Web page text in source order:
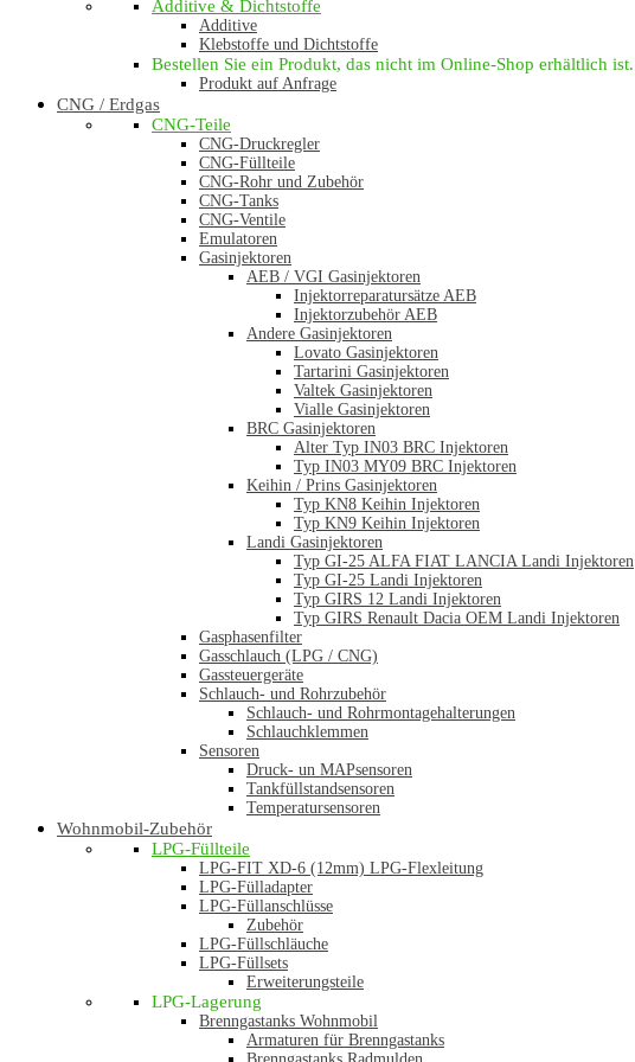
Additive & Dichtstoffe
Additive
Klebstoffe und Dichtstoffe
Bestellen Sie ein Produkt, das nicht im Online-Shop erhältlich ist.
Produkt auf Anfrage
CNG / Erdgas
CNG-Teile
CNG-Druckregler
CNG-Füllteile
CNG-Rohr und Zubehör
CNG-Tanks
CNG-Ventile
Emulatoren
Gasinjektoren
AEB / VGI Gasinjektoren
Injektorreparatursätze AEB
Injektorzubehör AEB
Andere Gasinjektoren
Lovato Gasinjektoren
Tartarini Gasinjektoren
Valtek Gasinjektoren
Vialle Gasinjektoren
BRC Gasinjektoren
Alter Typ IN03 BRC Injektoren
Typ IN03 MY09 BRC Injektoren
Keihin / Prins Gasinjektoren
Typ KN8 Keihin Injektoren
Typ KN9 Keihin Injektoren
Landi Gasinjektoren
Typ GI-25 ALFA FIAT LANCIA Landi Injektoren
Typ GI-25 Landi Injektoren
Typ GIRS 12 Landi Injektoren
Typ GIRS Renault Dacia OEM Landi Injektoren
Gasphasenfilter
Gasschlauch (LPG / CNG)
Gassteuergeräte
Schlauch- und Rohrzubehör
Schlauch- und Rohrmontagehalterungen
Schlauchklemmen
Sensoren
Druck- un MAPsensoren
Tankfüllstandsensoren
Temperatursensoren
Wohnmobil-Zubehör
LPG-Füllteile
LPG-FIT XD-6 (12mm) LPG-Flexleitung
LPG-Fülladapter
LPG-Füllanschlüsse
Zubehör
LPG-Füllschläuche
LPG-Füllsets
Erweiterungsteile
LPG-Lagerung
Brenngastanks Wohnmobil
Armaturen für Brenngastanks